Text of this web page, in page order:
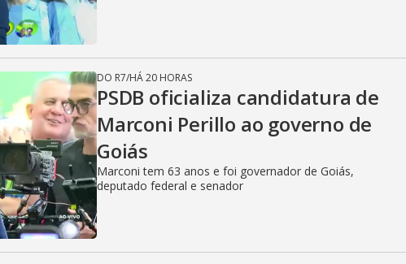
DO R7/HÁ 20 HORAS
PSDB oficializa candidatura de
Marconi Perillo ao governo de
Goiás
Marconi tem 63 anos e foi governador de Goiás,
deputado federal e senador